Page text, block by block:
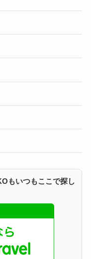
もいつもここで探し